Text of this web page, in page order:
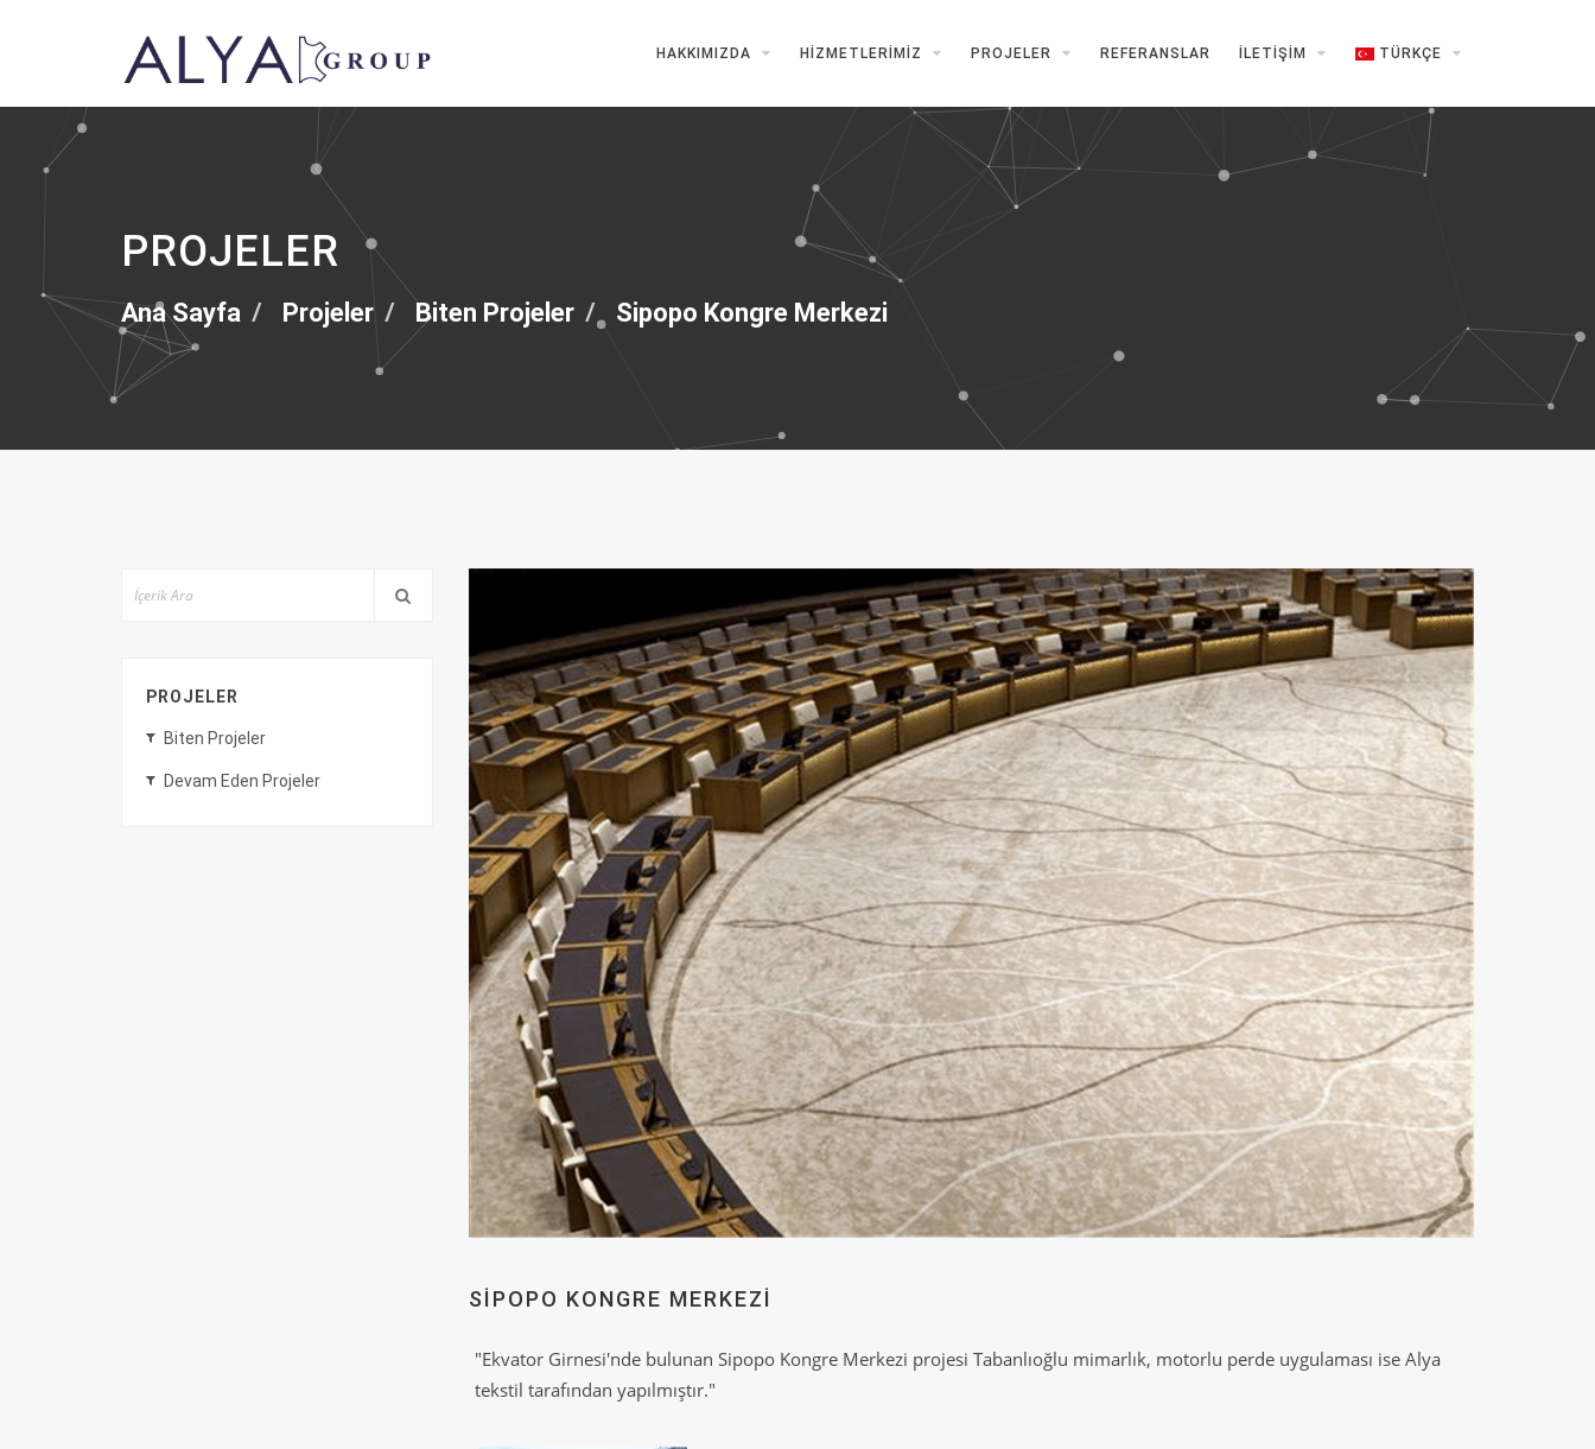
HAKKIMIZDA HIZMETLERIMIZ PROJELER REFERANSLAR İLETIŞIM TÜRKÇE
PROJELER
Ana Sayfa Projeler Biten Projeler Sipopo Kongre Merkezi
PROJELER
Biten Projeler
Devam Eden Projeler
SIPOPO KONGRE MERKEZI
"Ekvator Girnesi'nde bulunan Sipopo Kongre Merkezi projesi Tabanlıoğlu mimarlık, motorlu perde uygulaması ise Alya
tekstil tarafından yapılmıştır."